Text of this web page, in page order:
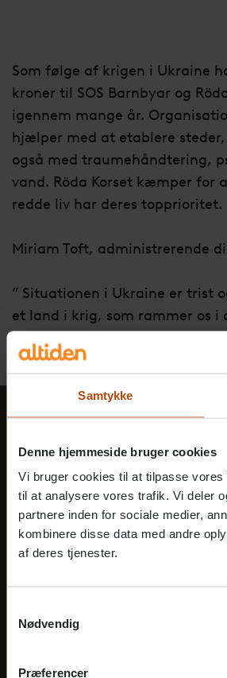
Samtykke
Denne hjemmeside bruger cookies
Vi bruger cookies til at tilpasse
til at analysere vores trafik. Vi deler
partnere inden for sociale medier,
kombinere disse data med andre
af deres tjenester.
Nødvendig
Præferencer
Som følge af krigen i Ukraine
kroner til SOS Barnbyar og
igennem mange år.
hjælper med at etablere
også med traumehåndtering,
vand. Röda Korset kæmper for
redde liv har deres topprioritet.
Miriam Toft, administrerende
” Situationen i Ukraine er trist
et land i krig, som rammer os i
et lille bidrag til at støtte
Kontakt os
Juridisk information
Om Altiden
Virksomhedsområder